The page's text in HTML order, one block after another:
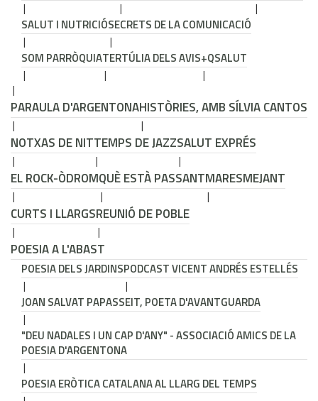
SALUT I NUTRICIÓSECRETS DE LA COMUNICACIÓ
SOM PARRÒQUIATERTÚLIA DELS AVIS+QSALUT
PARAULA D'ARGENTONAHISTÒRIES, AMB SÍLVIA CANTOS
NOTXAS DE NITTEMPS DE JAZZSALUT EXPRÉS
EL ROCK-ÒDROMQUÈ ESTÀ PASSANTMARESMEJANT
CURTS I LLARGSREUNIÓ DE POBLE
POESIA A L'ABAST
POESIA DELS JARDINSPODCAST VICENT ANDRÉS ESTELLÉS
JOAN SALVAT PAPASSEIT, POETA D'AVANTGUARDA
"DEU NADALES I UN CAP D'ANY" - ASSOCIACIÓ AMICS DE LA
POESIA D'ARGENTONA
POESIA ERÒTICA CATALANA AL LLARG DEL TEMPS